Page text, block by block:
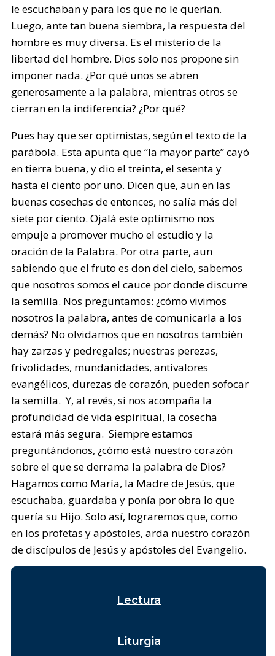
le escuchaban y para los que no le querían.
Luego, ante tan buena siembra, la respuesta del
hombre es muy diversa. Es el misterio de la
libertad del hombre. Dios solo nos propone sin
imponer nada. ¿Por qué unos se abren
generosamente a la palabra, mientras otros se
cierran en la indiferencia? ¿Por qué?
Pues hay que ser optimistas, según el texto de la
parábola. Esta apunta que “la mayor parte” cayó
en tierra buena, y dio el treinta, el sesenta y
hasta el ciento por uno. Dicen que, aun en las
buenas cosechas de entonces, no salía más del
siete por ciento. Ojalá este optimismo nos
empuje a promover mucho el estudio y la
oración de la Palabra. Por otra parte, aun
sabiendo que el fruto es don del cielo, sabemos
que nosotros somos el cauce por donde discurre
la semilla. Nos preguntamos: ¿cómo vivimos
nosotros la palabra, antes de comunicarla a los
demás? No olvidamos que en nosotros también
hay zarzas y pedregales; nuestras perezas,
frivolidades, mundanidades, antivalores
evangélicos, durezas de corazón, pueden sofocar
la semilla. Y, al revés, si nos acompaña la
profundidad de vida espiritual, la cosecha
estará más segura. Siempre estamos
preguntándonos, ¿cómo está nuestro corazón
sobre el que se derrama la palabra de Dios?
Hagamos como María, la Madre de Jesús, que
escuchaba, guardaba y ponía por obra lo que
quería su Hijo. Solo así, lograremos que, como
en los profetas y apóstoles, arda nuestro corazón
de discípulos de Jesús y apóstoles del Evangelio.
Lectura
Liturgia